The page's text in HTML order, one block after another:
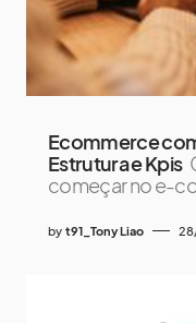
Ecommerce
Estrutura e Kpis
começar no e-
by t91_Tony Liao